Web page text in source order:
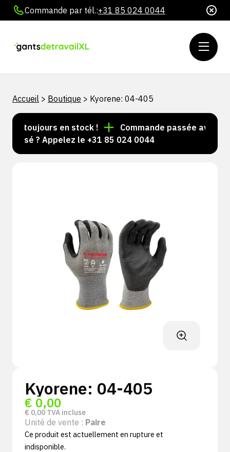
Commande par tél.:+31 85 024 0044
Accueil > Boutique > Kyorene: 04-405
toujours en stock !
Commande passée avant 15
? Appelez le +31 85 024 0044
Kyorene: 04-405
€ 0,00
€ 0,00 TVA incluse
Unité de vente : Paire
Ce produit est actuellement en rupture et
indisponible.